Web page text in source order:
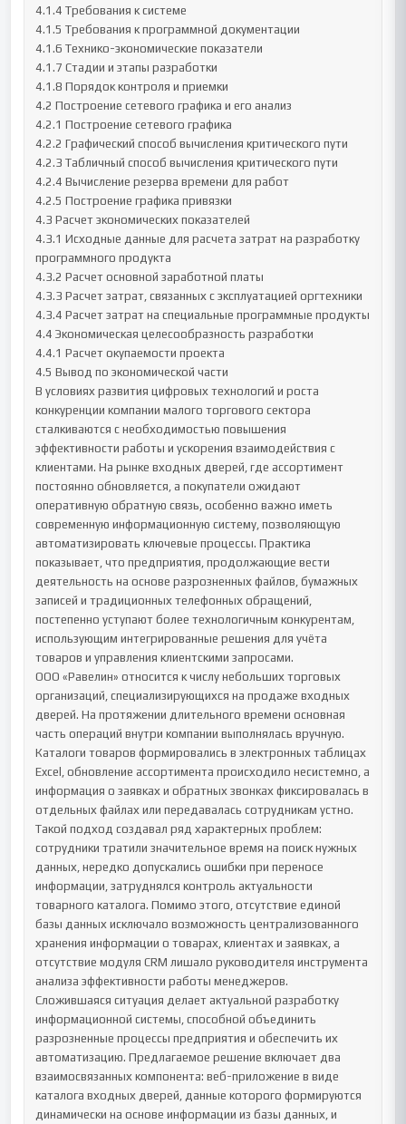
4.1.4 Требования к системе
4.1.5 Требования к программной документации
4.1.6 Технико-экономические показатели
4.1.7 Стадии и этапы разработки
4.1.8 Порядок контроля и приемки
4.2 Построение сетевого графика и его анализ
4.2.1 Построение сетевого графика
4.2.2 Графический способ вычисления критического пути
4.2.3 Табличный способ вычисления критического пути
4.2.4 Вычисление резерва времени для работ
4.2.5 Построение графика привязки
4.3 Расчет экономических показателей
4.3.1 Исходные данные для расчета затрат на разработку
программного продукта
4.3.2 Расчет основной заработной платы
4.3.3 Расчет затрат, связанных с эксплуатацией оргтехники
4.3.4 Расчет затрат на специальные программные продукты
4.4 Экономическая целесообразность разработки
4.4.1 Расчет окупаемости проекта
4.5 Вывод по экономической части
В условиях развития цифровых технологий и роста
конкуренции компании малого торгового сектора
сталкиваются с необходимостью повышения
эффективности работы и ускорения взаимодействия с
клиентами. На рынке входных дверей, где ассортимент
постоянно обновляется, а покупатели ожидают
оперативную обратную связь, особенно важно иметь
современную информационную систему, позволяющую
автоматизировать ключевые процессы. Практика
показывает, что предприятия, продолжающие вести
деятельность на основе разрозненных файлов, бумажных
записей и традиционных телефонных обращений,
постепенно уступают более технологичным конкурентам,
использующим интегрированные решения для учёта
товаров и управления клиентскими запросами.
ООО «Равелин» относится к числу небольших торговых
организаций, специализирующихся на продаже входных
дверей. На протяжении длительного времени основная
часть операций внутри компании выполнялась вручную.
Каталоги товаров формировались в электронных таблицах
Excel, обновление ассортимента происходило несистемно, а
информация о заявках и обратных звонках фиксировалась в
отдельных файлах или передавалась сотрудникам устно.
Такой подход создавал ряд характерных проблем:
сотрудники тратили значительное время на поиск нужных
данных, нередко допускались ошибки при переносе
информации, затруднялся контроль актуальности
товарного каталога. Помимо этого, отсутствие единой
базы данных исключало возможность централизованного
хранения информации о товарах, клиентах и заявках, а
отсутствие модуля CRM лишало руководителя инструмента
анализа эффективности работы менеджеров.
Сложившаяся ситуация делает актуальной разработку
информационной системы, способной объединить
разрозненные процессы предприятия и обеспечить их
автоматизацию. Предлагаемое решение включает два
взаимосвязанных компонента: веб-приложение в виде
каталога входных дверей, данные которого формируются
динамически на основе информации из базы данных, и